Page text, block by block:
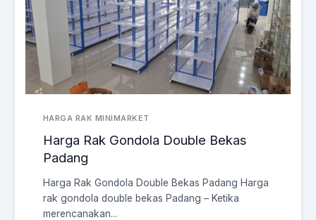
HARGA RAK MINIMARKET
Harga Rak Gondola Double Bekas
Padang
Harga Rak Gondola Double Bekas Padang Harga
rak gondola double bekas Padang – Ketika
merencanakan...